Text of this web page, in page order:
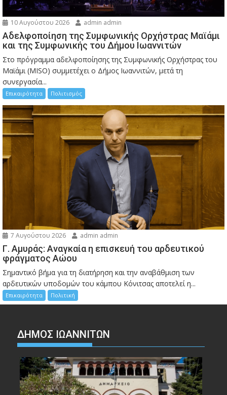
10 Αυγούστου 2026 admin admin
Αδελφοποίηση της Συμφωνικής Ορχήστρας Μαϊάμι
και της Συμφωνικής του Δήμου Ιωαννιτών
Στο πρόγραμμα αδελφοποίησης της Συμφωνικής Ορχήστρας του
Μαϊάμι (MISO) συμμετέχει ο Δήμος Ιωαννιτών, μετά τη
συνεργασία...
Επικαιρότητα Πολιτισμός
7 Αυγούστου 2026 admin admin
Γ. Αμυράς: Αναγκαία η επισκευή του αρδευτικού
φράγματος Αώου
Σημαντικό βήμα για τη διατήρηση και την αναβάθμιση των
αρδευτικών υποδομών του κάμπου Κόνιτσας αποτελεί η...
Επικαιρότητα Πολιτική
ΔΗΜΟΣ ΙΩΑΝΝΙΤΩΝ